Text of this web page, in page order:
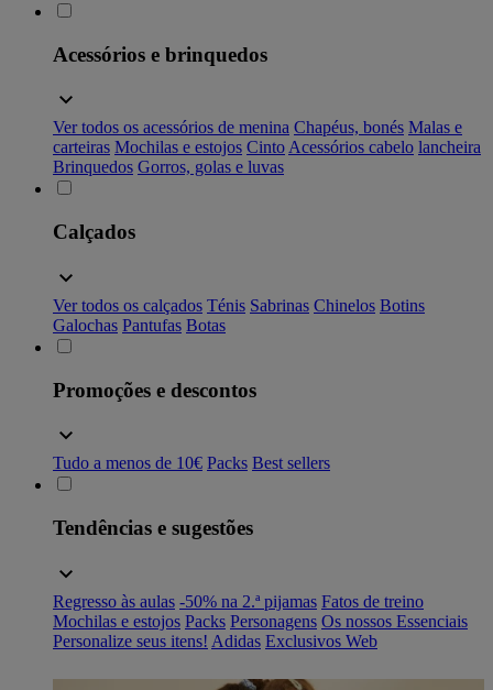
Acessórios e brinquedos
Ver todos os acessórios de menina Chapéus, bonés Malas e
carteiras Mochilas e estojos Cinto Acessórios cabelo lancheira
Brinquedos Gorros, golas e luvas
Calçados
Ver todos os calçados Ténis Sabrinas Chinelos Botins
Galochas Pantufas Botas
Promoções e descontos
Tudo a menos de 10€ Packs Best sellers
Tendências e sugestões
Regresso às aulas -50% na 2.ª pijamas Fatos de treino
Mochilas e estojos Packs Personagens Os nossos Essenciais
Personalize seus itens! Adidas Exclusivos Web